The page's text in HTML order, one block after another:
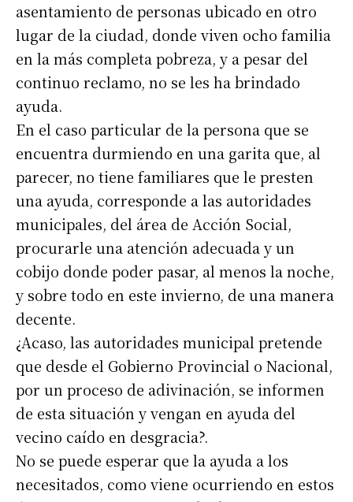
asentamiento de personas ubicado en otro
lugar de la ciudad, donde viven ocho familia
en la más completa pobreza, y a pesar del
continuo reclamo, no se les ha brindado
ayuda.
En el caso particular de la persona que se
encuentra durmiendo en una garita que, al
parecer, no tiene familiares que le presten
una ayuda, corresponde a las autoridades
municipales, del área de Acción Social,
procurarle una atención adecuada y un
cobijo donde poder pasar, al menos la noche,
y sobre todo en este invierno, de una manera
decente.
¿Acaso, las autoridades municipal pretende
que desde el Gobierno Provincial o Nacional,
por un proceso de adivinación, se informen
de esta situación y vengan en ayuda del
vecino caído en desgracia?.
No se puede esperar que la ayuda a los
necesitados, como viene ocurriendo en estos